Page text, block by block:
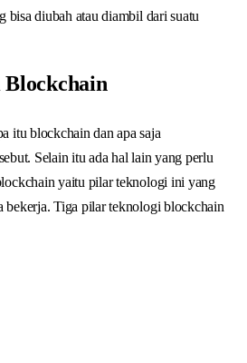
bisa diubah atau diambil dari suatu
itu blockchain dan apa saja
Selain itu ada hal lain yang perlu
yaitu pilar teknologi ini yang
bekerja. Tiga pilar teknologi blockchain